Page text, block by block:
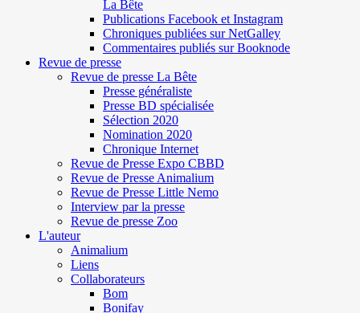
La Bête
Publications Facebook et Instagram
Chroniques publiées sur NetGalley
Commentaires publiés sur Booknode
Revue de presse
Revue de presse La Bête
Presse généraliste
Presse BD spécialisée
Sélection 2020
Nomination 2020
Chronique Internet
Revue de Presse Expo CBBD
Revue de Presse Animalium
Revue de Presse Little Nemo
Interview par la presse
Revue de presse Zoo
L'auteur
Animalium
Liens
Collaborateurs
Bom
Bonifay